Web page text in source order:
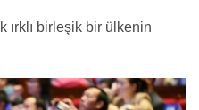
ırklı birleşik bir ülkenin